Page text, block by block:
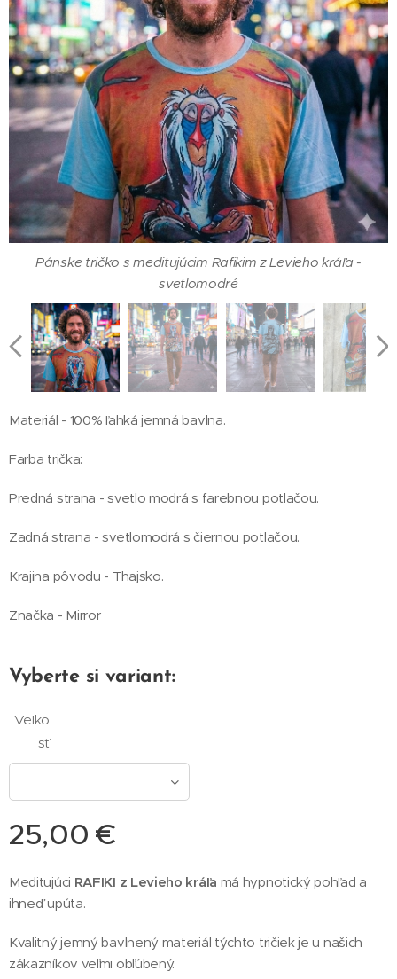
Pánske tričko s meditujúcim Rafikim z Levieho kráľa -
svetlomodré
Pánske tričko s meditujúcim Rafikim z Levieho kráľa -
svetlomodré
Pánske tričko s meditujúcim Rafikim z Levieho kráľa -
svetlomodré - zadná strana
Pánske tričko s meditujúcim Rafikim z Levieho kráľa -
svetlomodré
Pánske tričko s meditujúcim Rafikim z Levieho kráľa -
svetlomodré - zadná strana
Materiál - 100% ľahká jemná bavlna.
Farba trička:
Predná strana - svetlo modrá s farebnou potlačou.
Zadná strana - svetlomodrá s čiernou potlačou.
Krajina pôvodu - Thajsko.
Značka - Mirror
Vyberte si variant:
Veľko
sť
25,00 €
Meditujúci RAFIKI z Levieho kráľa má hypnotický pohľad a
ihneď upúta.
Kvalitný jemný bavlnený materiál týchto tričiek je u našich
zákazníkov veľmi obľúbený.